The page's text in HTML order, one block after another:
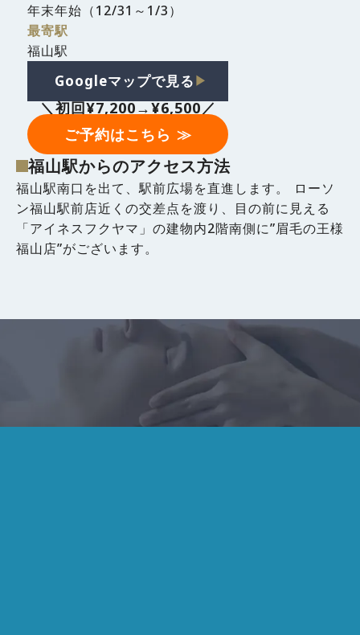
年末年始（12/31～1/3）
最寄駅
福山駅
Googleマップで見る ▶︎
＼初回¥7,200→¥6,500／
ご予約はこちら ≫
福山駅からのアクセス方法
福山駅南口を出て、駅前広場を直進します。 ローソ
ン福山駅前店近くの交差点を渡り、目の前に見える
「アイネスフクヤマ」の建物内2階南側に”眉毛の王様
福山店”がございます。